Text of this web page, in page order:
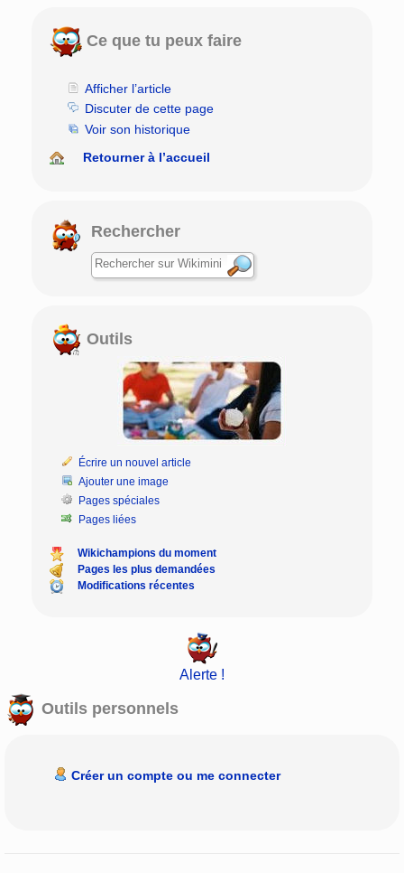
Ce que tu peux faire
Afficher l’article
Discuter de cette page
Voir son historique
Retourner à l’accueil
Rechercher
Outils
Écrire un nouvel article
Ajouter une image
Pages spéciales
Pages liées
Wikichampions du moment
Pages les plus demandées
Modifications récentes
Alerte !
Outils personnels
Créer un compte ou me connecter